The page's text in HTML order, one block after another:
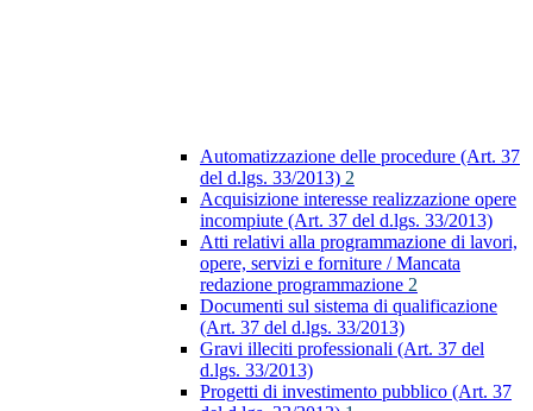
Automatizzazione delle procedure (Art. 37
del d.lgs. 33/2013) 2
Acquisizione interesse realizzazione opere
incompiute (Art. 37 del d.lgs. 33/2013)
Atti relativi alla programmazione di lavori,
opere, servizi e forniture / Mancata
redazione programmazione 2
Documenti sul sistema di qualificazione
(Art. 37 del d.lgs. 33/2013)
Gravi illeciti professionali (Art. 37 del
d.lgs. 33/2013)
Progetti di investimento pubblico (Art. 37